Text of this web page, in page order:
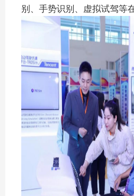
别、手势识别、虚拟试驾等